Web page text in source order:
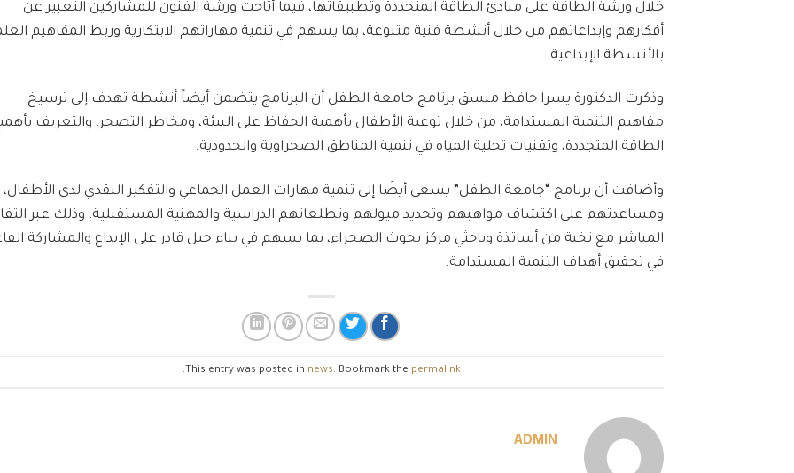
خلال ورشة الطاقة على مبادئ الطاقة المتجددة وتطبيقاتها، فيما أتاحت ورشة الفنون للمشاركين التعبير عن
أفكارهم وإبداعاتهم من خلال أنشطة فنية متنوعة، بما يسهم في تنمية مهاراتهم الابتكارية وربط المفاهيم
بالأنشطة الإبداعية.
وذكرت الدكتورة يسرا حافظ منسق برنامج جامعة الطفل أن البرنامج يتضمن أيضاً أنشطة تهدف إلى ترسيخ
مفاهيم التنمية المستدامة، من خلال توعية الأطفال بأهمية الحفاظ على البيئة، ومخاطر التصحر، والتعريف
الطاقة المتجددة، وتقنيات تحلية المياه في تنمية المناطق الصحراوية والحدودية.
وأضافت أن برنامج “جامعة الطفل” يسعى أيضًا إلى تنمية مهارات العمل الجماعي والتفكير النقدي لدى الأطفال،
ومساعدتهم على اكتشاف مواهبهم وتحديد ميولهم وتطلعاتهم الدراسية والمهنية المستقبلية، وذلك عبر
المباشر مع نخبة من أساتذة وباحثي مركز بحوث الصحراء، بما يسهم في بناء جيل قادر على الإبداع والمشاركة
في تحقيق أهداف التنمية المستدامة.
This entry was posted in news. Bookmark the permalink
.
ADMIN